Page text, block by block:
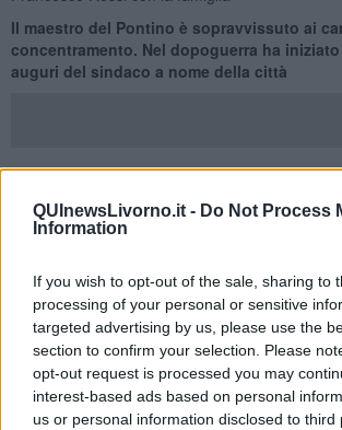
QUInewsLivorno.it - Do Not Process
Information
If you wish to opt-out of the sale, sharing to
processing of your personal or sensitive
targeted advertising by us, please use the
section to confirm your selection. Please
opt-out request is processed you may
interest-based ads based on personal
us or personal information disclosed to third
Il maestro del Pontino è sopravvissuto ai
concentramento. Nel dopoguerra ha
auguri del sindaco a nome della città
LIVORNO —Compie cento anniFrancesco
il 4 Giugno 1926. A
campo di concentramento in Germania.
Dopo la liberazione fece ritorno a Livorno a
dopoguerra ha iniziato ad esercitare la
insegnante, prima all’isola d’Elba poi a
anni alle scuole Micheli. Ha fatto bene il suo
lasciato il segno sui suoi allievi, che infatti non
dimenticati di lui.